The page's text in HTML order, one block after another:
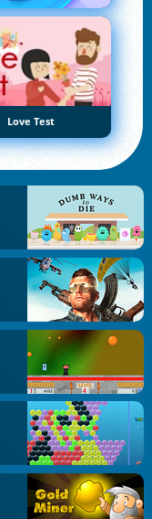
Love Test